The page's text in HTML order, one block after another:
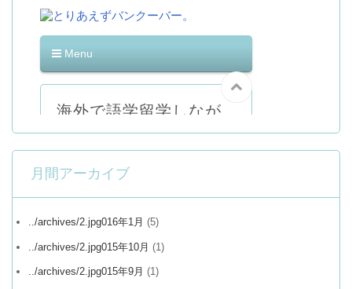
月間アーカイブ
../archives/2.jpg016年1月 (5)
../archives/2.jpg015年10月 (1)
../archives/2.jpg015年9月 (1)